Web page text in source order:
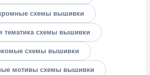
схемы вышивки
тематика схемы вышивки
схемы вышивки
мотивы схемы вышивки